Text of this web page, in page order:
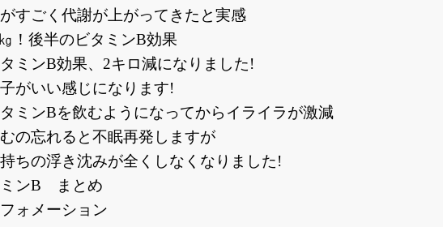
すごく代謝が上がってきたと実感
！後半のビタミンB効果
ミンB効果、2キロ減になりました!
がいい感じになります!
ミンBを飲むようになってからイライラが激減
の忘れると不眠再発しますが
ちの浮き沈みが全くしなくなりました!
ミンB まとめ
ォメーション